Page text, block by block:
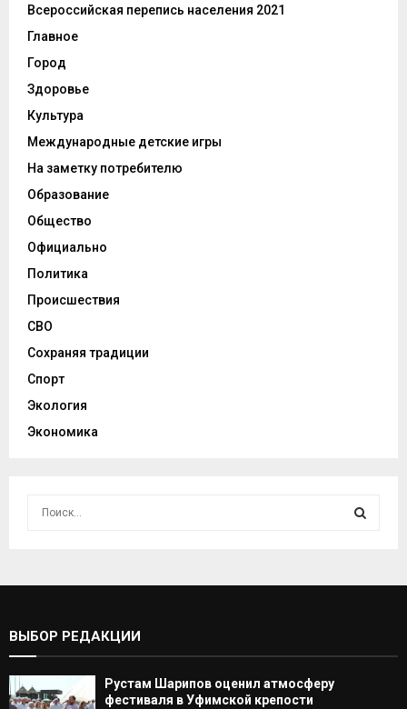
Всероссийская перепись населения 2021
Главное
Город
Здоровье
Культура
Международные детские игры
На заметку потребителю
Образование
Общество
Официально
Политика
Происшествия
СВО
Сохраняя традиции
Спорт
Экология
Экономика
С
А
ВЫБОР РЕДАКЦИИ
Рустам Шарипов оценил атмосферу
фестиваля в Уфимской крепости